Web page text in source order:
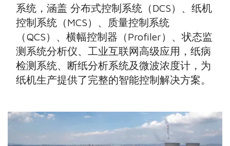
系统，涵盖 分布式控制系统（DCS）、纸机
控制系统（MCS）、质量控制系统
（QCS）、横幅控制器（Profiler）、状态监
测系统分析仪、工业互联网高级应用，纸病
检测系统、断纸分析系统及微波浓度计，为
纸机生产提供了完整的智能控制解决方案。